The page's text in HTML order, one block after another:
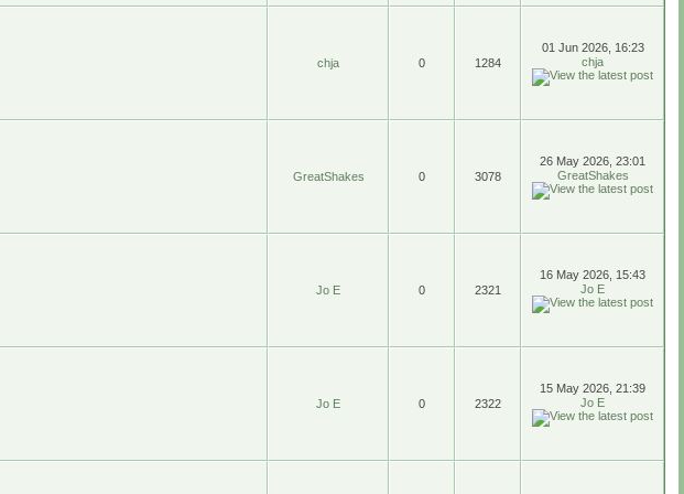
chja 0 1284
01 Jun 2026, 16:23
chja
GreatShakes 0 3078
26 May 2026, 23:01
GreatShakes
Jo E 0 2321
16 May 2026, 15:43
Jo E
Jo E 0 2322
15 May 2026, 21:39
Jo E